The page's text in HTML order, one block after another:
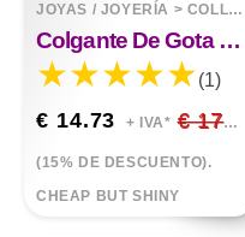
JOYAS / JOYERÍA > COLLARES
Colgante De Gota De Diamantes De Imitación Completo Collar Exagerado Cadena De Clavícula Accesorios De Ropa
(1)
€ 14.73 + IVA* € 17.33
(15% DE DESCUENTO).
CHEAP BUT SHINY